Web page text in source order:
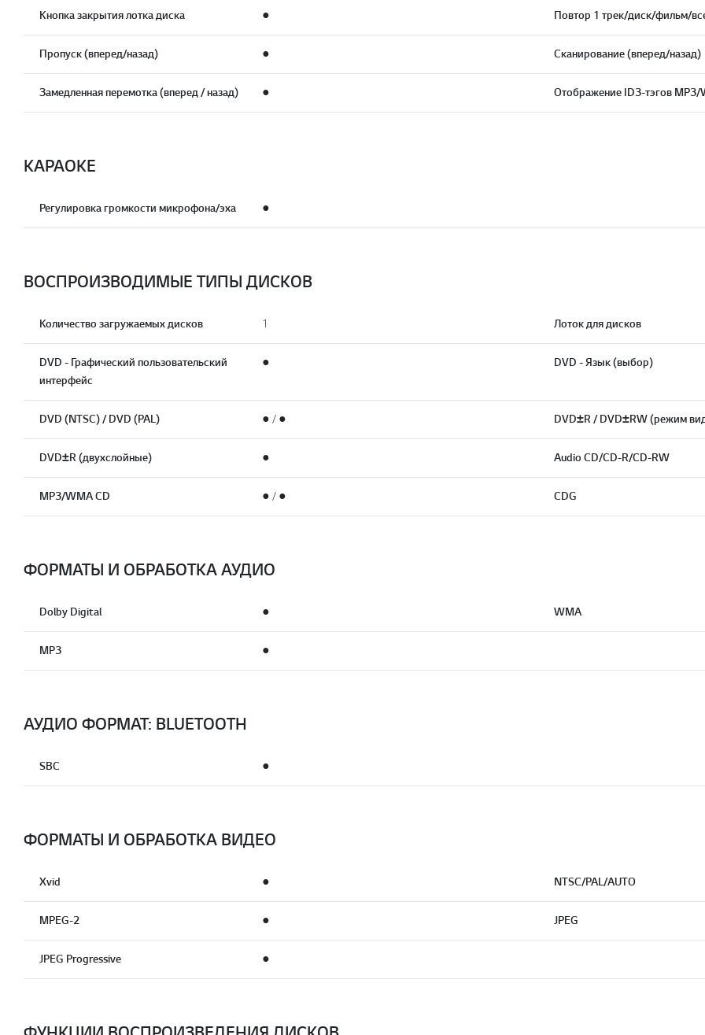
Кнопка закрытия лотка диска ● Повтор 1 трек/диск/фильм/
Пропуск (вперед/назад) ● Сканирование (вперед/назад)
Замедленная перемотка (вперед / назад) ● Отображение ID3-тэгов MP3/
КАРАОКЕ
Регулировка громкости микрофона/эха ●
ВОСПРОИЗВОДИМЫЕ ТИПЫ ДИСКОВ
Количество загружаемых дисков 1 Лоток для дисков
DVD - Графический пользовательский
интерфейс
● DVD - Язык (выбор)
DVD (NTSC) / DVD (PAL) ● / ● DVD±R / DVD±RW (режим
DVD±R (двухслойные) ● Audio CD/CD-R/CD-RW
MP3/WMA CD ● / ● CDG
ФОРМАТЫ И ОБРАБОТКА АУДИО
Dolby Digital ● WMA
MP3 ●
АУДИО ФОРМАТ: BLUETOOTH
SBC ●
ФОРМАТЫ И ОБРАБОТКА ВИДЕО
Xvid ● NTSC/PAL/AUTO
MPEG-2 ● JPEG
JPEG Progressive ●